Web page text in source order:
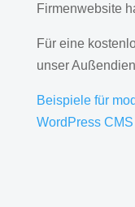
Firmenwebsite
Für eine
unser
Beispiele für
WordPress CMS